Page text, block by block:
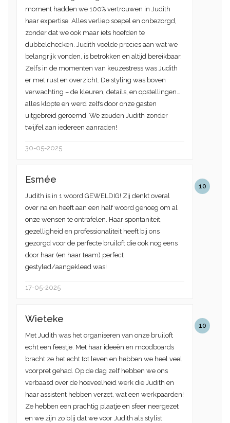
moment hadden we 100% vertrouwen in Judith
haar expertise. Alles verliep soepel en onbezorgd,
zonder dat we ook maar iets hoefden te
dubbelchecken. Judith voelde precies aan wat we
belangrijk vonden, is betrokken en altijd bereikbaar.
Zelfs in de momenten van keuzestress was Judith
er met rust en overzicht. De styling was boven
verwachting – de kleuren, details, en opstellingen…
alles klopte en werd zelfs door onze gasten
uitgebreid geroemd. We zouden Judith zonder
twijfel aan iedereen aanraden!
30-05-2025
10
Esmée
Judith is in 1 woord GEWELDIG! Zij denkt overal
over na en heeft aan een half woord genoeg om al
onze wensen te ontrafelen. Haar spontaniteit,
gezelligheid en professionaliteit heeft bij ons
gezorgd voor de perfecte bruiloft die ook nog eens
door haar (en haar team) perfect
gestyled/aangekleed was!
17-05-2025
10
Wieteke
Met Judith was het organiseren van onze bruiloft
echt een feestje. Met haar ideeën en moodboards
bracht ze het echt tot leven en hebben we heel veel
voorpret gehad. Op de dag zelf hebben we ons
verbaasd over de hoeveelheid werk die Judith en
haar assistent hebben verzet, wat een werkpaarden!
Ze hebben een prachtig plaatje en sfeer neergezet
en we zijn zo blij dat we voor Judith als stylist